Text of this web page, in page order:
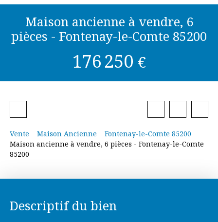
Maison ancienne à vendre, 6
pièces - Fontenay-le-Comte 85200
176 250 €
Vente Maison Ancienne
Fontenay-le-Comte 85200
Maison ancienne à vendre, 6 pièces - Fontenay-le-Comte
85200
Descriptif du bien